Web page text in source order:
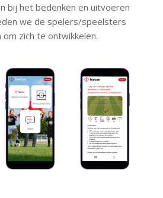
bij het bedenken en uitvoeren
we de spelers/speelsters
zich te ontwikkelen.